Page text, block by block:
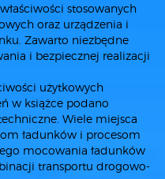
stosowanych
oraz urządzenia i
Zawarto niezbędne
i bezpiecznej realizacji
użytkowych
w książce podano
Wiele miejsca
ładunków i procesom
mocowania ładunków
transportu drogowo-